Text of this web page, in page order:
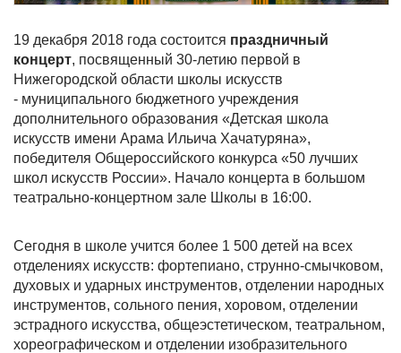
19 декабря 2018 года состоится праздничный
концерт, посвященный 30-летию первой в
Нижегородской области школы искусств
- муниципального бюджетного учреждения
дополнительного образования «Детская школа
искусств имени Арама Ильича Хачатуряна»,
победителя Общероссийского конкурса «50 лучших
школ искусств России». Начало концерта в большом
театрально-концертном зале Школы в 16:00.
Сегодня в школе учится более 1 500 детей на всех
отделениях искусств: фортепиано, струнно-смычковом,
духовых и ударных инструментов, отделении народных
инструментов, сольного пения, хоровом, отделении
эстрадного искусства, общеэстетическом, театральном,
хореографическом и отделении изобразительного